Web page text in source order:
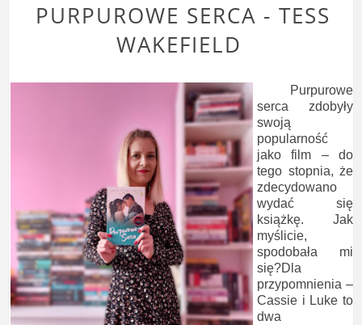
PURPUROWE SERCA - TESS
WAKEFIELD
Purpurowe
serca zdobyły
swoją
popularność
jako film – do
tego stopnia, że
zdecydowano
wydać się
książkę. Jak
myślicie,
spodobała mi
się?Dla
przypomnienia –
Cassie i Luke to
dwa